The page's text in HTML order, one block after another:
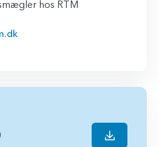
hos RTM